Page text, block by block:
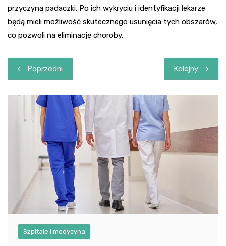
przyczyną padaczki. Po ich wykryciu i identyfikacji lekarze
będą mieli możliwość skutecznego usunięcia tych obszarów,
co pozwoli na eliminację choroby.
Nawigacja
wpisu
Poprzedni Kolejny
Szpitale i medycyna